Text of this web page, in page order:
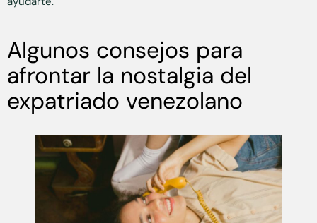
Algunos consejos para
afrontar la nostalgia del
expatriado venezolano